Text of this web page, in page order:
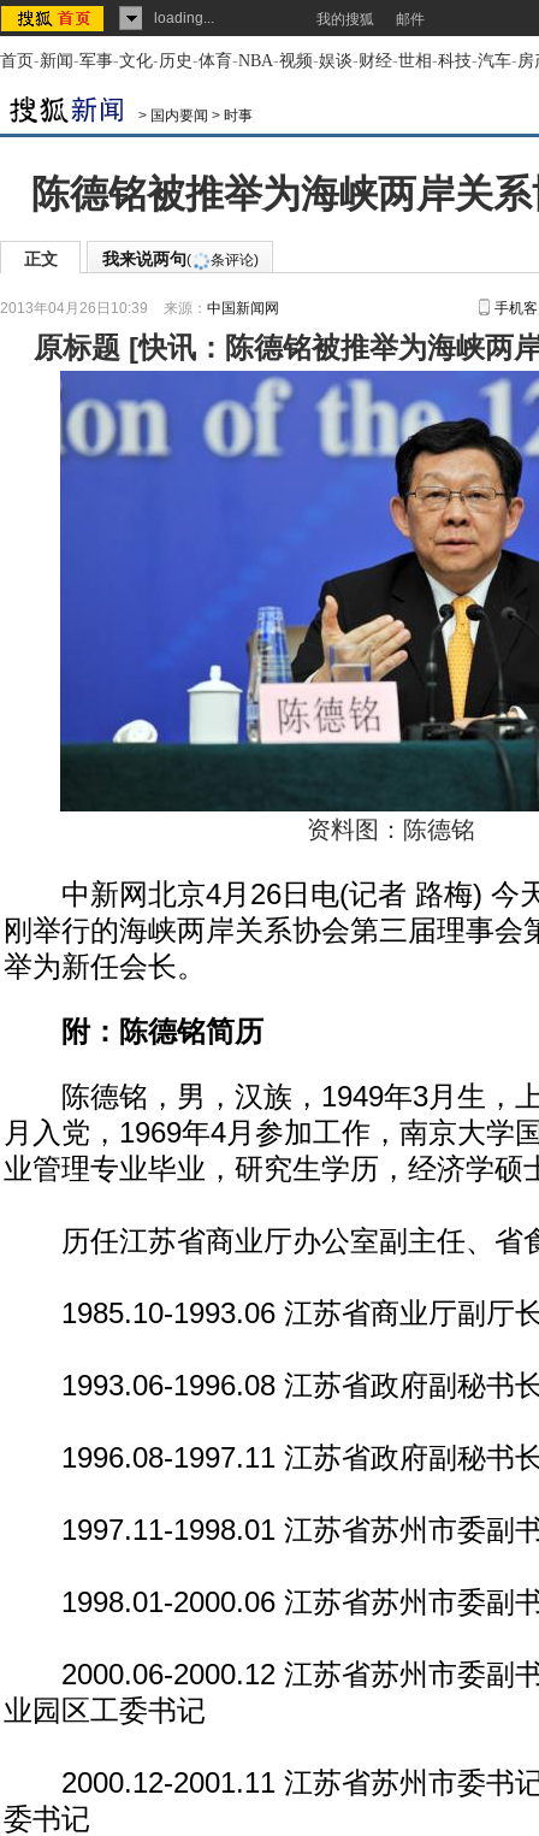
loading... 我的搜狐 邮件
首页-新闻-军事-文化-历史-体育-NBA-视频-娱谈-财经-世相-科技-汽车-房
> 国内要闻 > 时事
陈德铭被推举为海峡两岸关
正文 我来说两句( 条评论)
2013年04月26日10:39 来源： 中国新闻网 手机
原标题 [快讯：陈德铭被推举为海峡两
资料图：陈德铭
中新网北京4月26日电(记者 路梅) 今
刚举行的海峡两岸关系协会第三届理事会
举为新任会长。
附：陈德铭简历
陈德铭，男，汉族，1949年3月生，
月入党，1969年4月参加工作，南京大学
业管理专业毕业，研究生学历，经济学硕
历任江苏省商业厅办公室副主任、省
1985.10-1993.06 江苏省商业厅副厅
1993.06-1996.08 江苏省政府副秘书
1996.08-1997.11 江苏省政府副秘书
1997.11-1998.01 江苏省苏州市委副
1998.01-2000.06 江苏省苏州市委副
2000.06-2000.12 江苏省苏州市委副
业园区工委书记
2000.12-2001.11 江苏省苏州市委书
委书记